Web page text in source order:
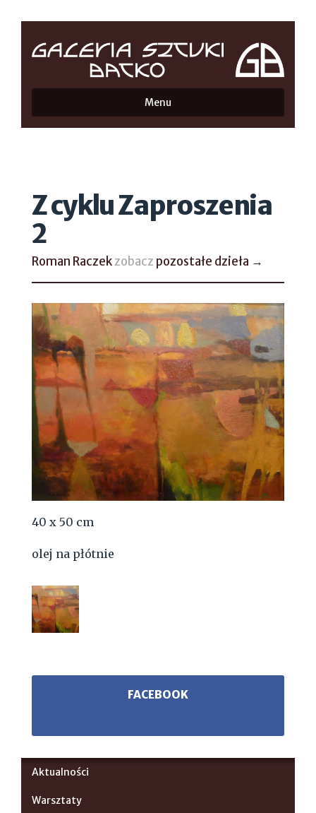
Menu
Z cyklu Zaproszenia
2
Roman Raczekzobacz pozostałe dzieła →
40 x 50 cm
olej na płótnie
FACEBOOK
Aktualności
Warsztaty